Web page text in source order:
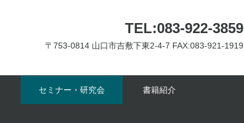
TEL:083-922-3859
〒753-0814 山口市吉敷下東2-4-7 FAX:083-921-1919
セミナー・研究会 書籍紹介